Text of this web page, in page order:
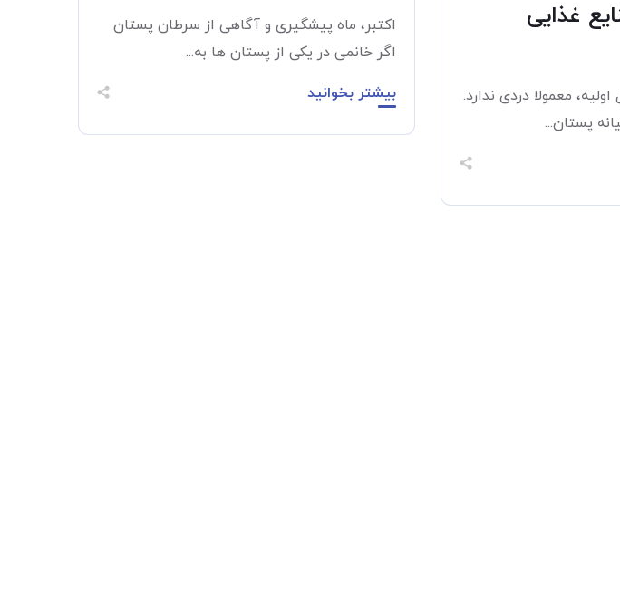
غذایی
معمولا دردی ندارد.
پستان...
اکتبر، ماه پیشگیری و آگاهی از سرطان پستان
اگر خانمی در یکی از پستان ها به...
بیشتر بخوانید